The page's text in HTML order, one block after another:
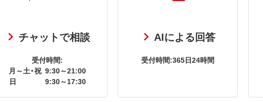
チャットで相談
受付時間:
月～土・祝 9:30～21:00
日
9:30～17:30
AIによる回答
受付時間:365日24時間